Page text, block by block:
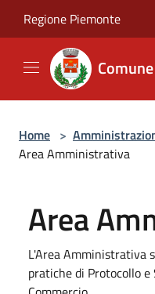
Regione Piemonte
Home >
Area Amministrativa
Area
L'Area Amministrativa
pratiche di Protocollo